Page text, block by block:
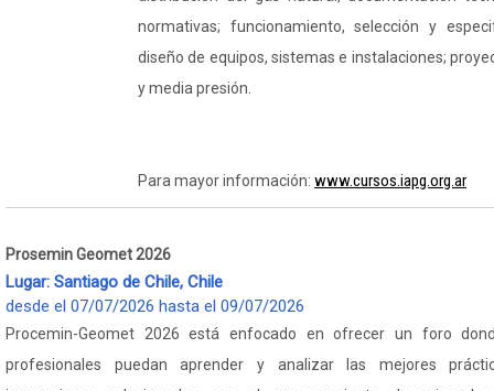
normativas; funcionamiento, selección y
diseño de equipos, sistemas e instalaciones;
y media presión.
Para mayor información: www.cursos.iapg.org.ar
Prosemin Geomet 2026
Lugar: Santiago de Chile, Chile
desde el 07/07/2026 hasta el 09/07/2026
Procemin-Geomet 2026 está enfocado en ofrecer un foro
profesionales puedan aprender y analizar las mejores